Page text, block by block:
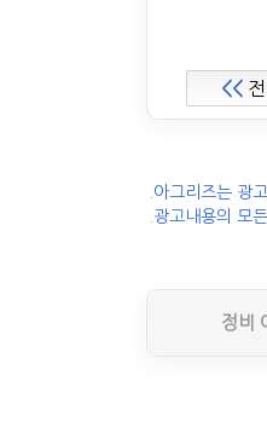
<<전
.아그리즈는 광
.광고내용의 모
정비